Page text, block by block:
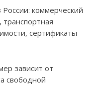
коммерческий
транспортная
сертификаты
зависит от
свободной